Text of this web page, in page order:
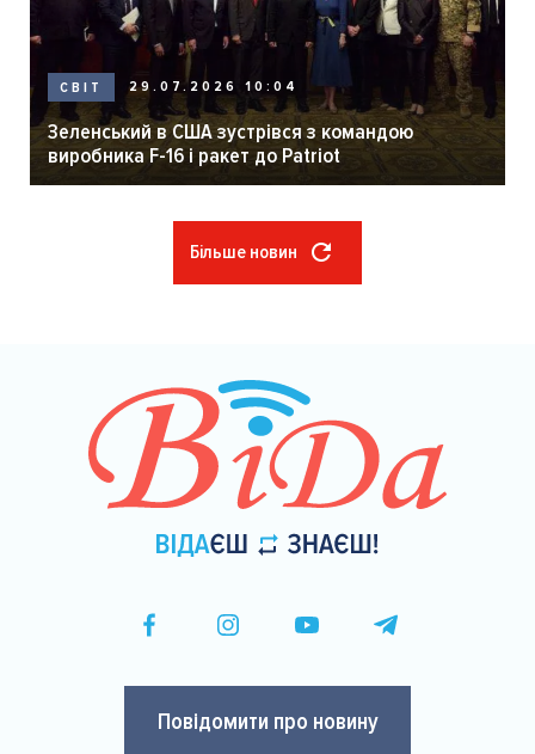
СВІТ 29.07.2026 10:04
Зеленський в США зустрівся з командою
виробника F-16 і ракет до Patriot
Більше новин
Повідомити про новину